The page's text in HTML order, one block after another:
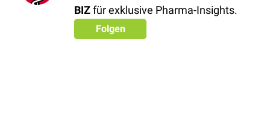
BIZfür exklusive Pharma-Insights.
Folgen